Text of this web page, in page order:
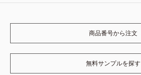
商品番号から注文
無料サンプルを探す